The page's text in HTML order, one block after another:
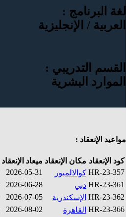
لغة البرنامج :
العربية / الإنجليزية
القسم التدريبي :
الموارد البشرية
مواعيد الإنعقاد :
كود الإنعقاد مكان الإنعقاد ميعاد الإنعقاد
HR-23-357 كوالالمبور 2026-05-31
HR-23-361 دبي 2026-06-28
HR-23-362 الإسكندرية 2026-07-05
HR-23-366 القاهرة 2026-08-02